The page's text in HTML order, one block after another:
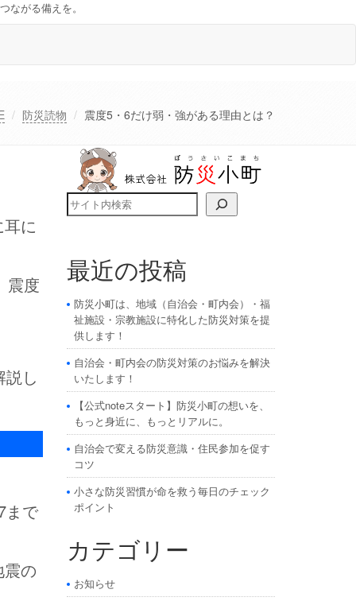
ながる備えを。
防災読物 震度5・6だけ弱・強がある理由とは？
に
震度
し
まで
の
検索
最近の投稿
防災小町は、地域（自治会・町内会）・福
祉施設・宗教施設に特化した防災対策を提
供します！
自治会・町内会の防災対策のお悩みを解決
いたします！
【公式noteスタート】防災小町の想いを、
もっと身近に、もっとリアルに。
自治会で変える防災意識・住民参加を促す
コツ
小さな防災習慣が命を救う毎日のチェック
ポイント
カテゴリー
お知らせ